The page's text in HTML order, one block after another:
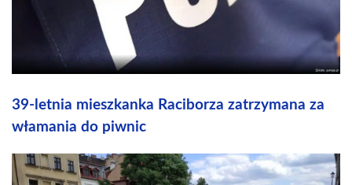
39-letnia mieszkanka Raciborza zatrzymana za
włamania do piwnic